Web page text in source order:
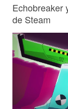
Echobreaker
de Steam